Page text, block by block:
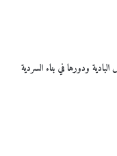
ودورها في بناء السردية